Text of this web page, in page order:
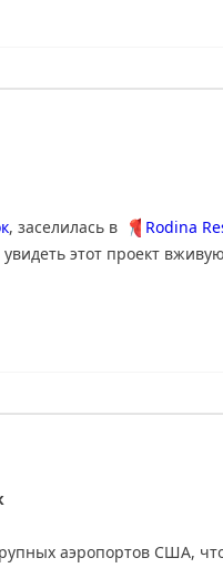
, заселилась в 📍 Rodina
этот проект
можно шить
и применила его под
аэропортов США,